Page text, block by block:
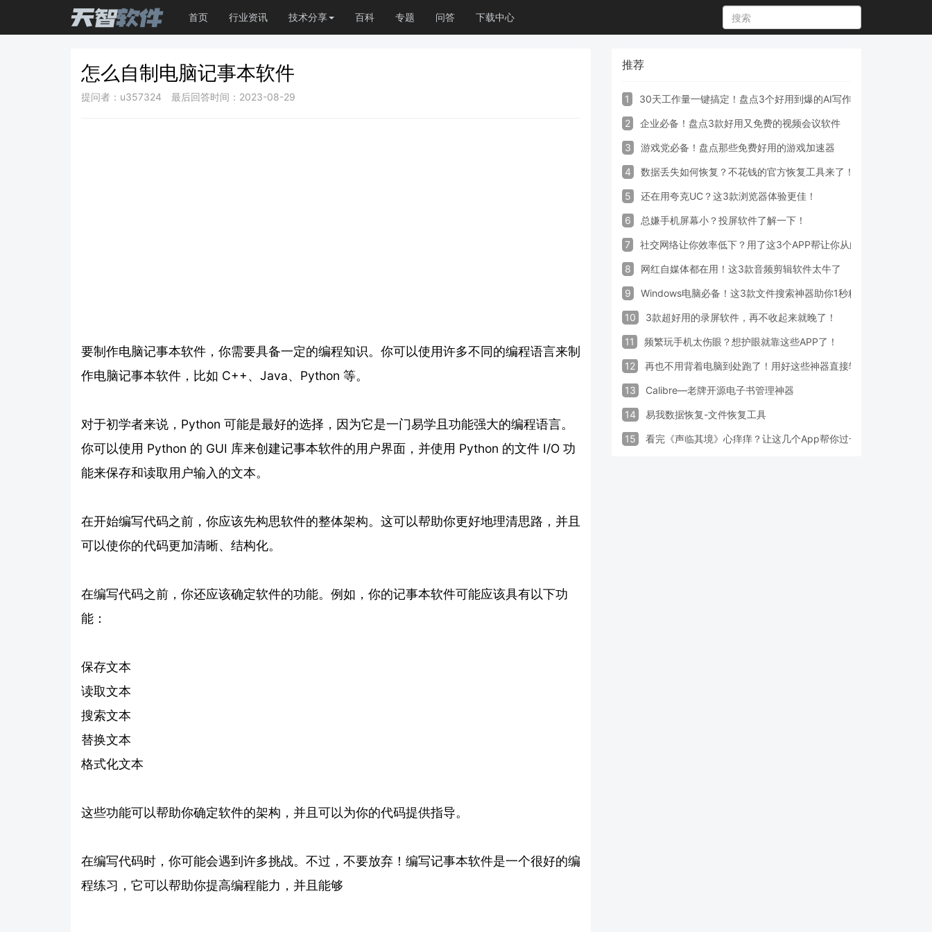
首页 行业资讯 技术分享 百科 专题 问答 下载中心
怎么自制电脑记事本软件
提问者：u357324 最后回答时间：2023-08-29
要制作电脑记事本软件，你需要具备一定的编程知识。你可以使用许多不同的编程语言来制
作电脑记事本软件，比如 C++、Java、Python 等。
对于初学者来说，Python 可能是最好的选择，因为它是一门易学且功能强大的编程语言。
你可以使用 Python 的 GUI 库来创建记事本软件的用户界面，并使用 Python 的文件 I/O 功
能来保存和读取用户输入的文本。
在开始编写代码之前，你应该先构思软件的整体架构。这可以帮助你更好地理清思路，并且
可以使你的代码更加清晰、结构化。
在编写代码之前，你还应该确定软件的功能。例如，你的记事本软件可能应该具有以下功
能：
保存文本
读取文本
搜索文本
替换文本
格式化文本
这些功能可以帮助你确定软件的架构，并且可以为你的代码提供指导。
在编写代码时，你可能会遇到许多挑战。不过，不要放弃！编写记事本软件是一个很好的编
程练习，它可以帮助你提高编程能力，并且能够
推荐
1 30天工作量一键搞定！盘点3个好用到爆的AI写作生成器工具
2 企业必备！盘点3款好用又免费的视频会议软件
3 游戏党必备！盘点那些免费好用的游戏加速器
4 数据丢失如何恢复？不花钱的官方恢复工具来了！
5 还在用夸克UC？这3款浏览器体验更佳！
6 总嫌手机屏幕小？投屏软件了解一下！
7 社交网络让你效率低下？用了这3个APP帮让你从此戒掉手机！
8 网红自媒体都在用！这3款音频剪辑软件太牛了
9 Windows电脑必备！这3款文件搜索神器助你1秒精准定位文件
10 3款超好用的录屏软件，再不收起来就晚了！
11 频繁玩手机太伤眼？想护眼就靠这些APP了！
12 再也不用背着电脑到处跑了！用好这些神器直接轻松办公
13 Calibre—老牌开源电子书管理神器
14 易我数据恢复-文件恢复工具
15 看完《声临其境》心痒痒？让这几个App帮你过一把配音瘾